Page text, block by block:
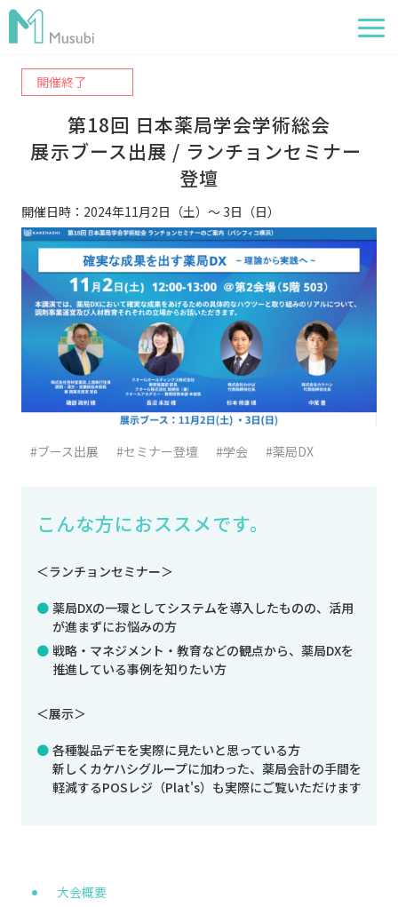
電子薬歴
服薬フォロー
経営管理
AI在庫管理
事例
サポート・価格
お役立ち情報
イベント
開催終了
第18回 日本薬局学会学術総会
展示ブース出展 / ランチョンセミナー
登壇
開催日時：2024年11月2日（土）～ 3日（日）
#ブース出展 #セミナー登壇 #学会 #薬局DX
こんな方におススメです。
＜ランチョンセミナー＞
薬局DXの一環としてシステムを導入したものの、活用
が進まずにお悩みの方
戦略・マネジメント・教育などの観点から、薬局DXを
推進している事例を知りたい方
＜展示＞
各種製品デモを実際に見たいと思っている方
新しくカケハシグループに加わった、薬局会計の手間を
軽減するPOSレジ（Plat's）も実際にご覧いただけます
大会概要